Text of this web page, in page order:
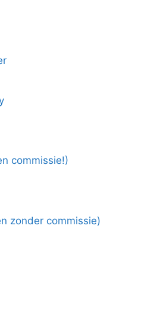
commissie!)
zonder commissie)